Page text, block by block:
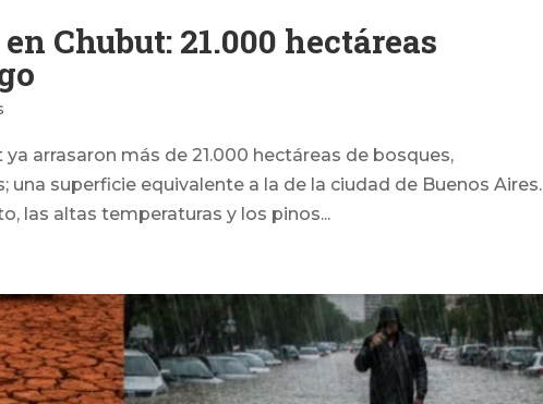
Chubut: 21.000 hectáreas
arrasaron más de 21.000 hectáreas de bosques,
una superficie equivalente a la de la ciudad de Buenos Aires.
las altas temperaturas y los pinos...